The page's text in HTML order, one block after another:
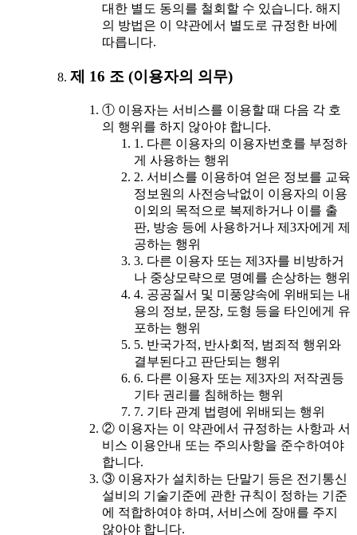
대한 별도 동의를 철회할 수 있습니다. 해지
의 방법은 이 약관에서 별도로 규정한 바에
따릅니다.
제 16 조 (이용자의 의무)
① 이용자는 서비스를 이용할 때 다음 각 호
의 행위를 하지 않아야 합니다.
1. 다른 이용자의 이용자번호를 부정하
게 사용하는 행위
2. 서비스를 이용하여 얻은 정보를 교육
정보원의 사전승낙없이 이용자의 이용
이외의 목적으로 복제하거나 이를 출
판, 방송 등에 사용하거나 제3자에게 제
공하는 행위
3. 다른 이용자 또는 제3자를 비방하거
나 중상모략으로 명예를 손상하는 행위
4. 공공질서 및 미풍양속에 위배되는 내
용의 정보, 문장, 도형 등을 타인에게 유
포하는 행위
5. 반국가적, 반사회적, 범죄적 행위와
결부된다고 판단되는 행위
6. 다른 이용자 또는 제3자의 저작권등
기타 권리를 침해하는 행위
7. 기타 관계 법령에 위배되는 행위
② 이용자는 이 약관에서 규정하는 사항과 서
비스 이용안내 또는 주의사항을 준수하여야
합니다.
③ 이용자가 설치하는 단말기 등은 전기통신
설비의 기술기준에 관한 규칙이 정하는 기준
에 적합하여야 하며, 서비스에 장애를 주지
않아야 합니다.